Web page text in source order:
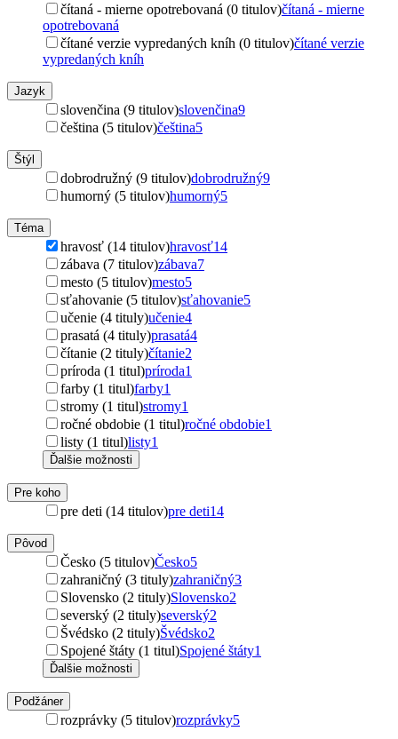
čítaná - mierne opotrebovaná (0 titulov)čítaná - mierne
opotrebovaná
čítané verzie vypredaných kníh (0 titulov)čítané verzie
vypredaných kníh
Jazyk
slovenčina (9 titulov)slovenčina9
čeština (5 titulov)čeština5
Štýl
dobrodružný (9 titulov)dobrodružný9
humorný (5 titulov)humorný5
Téma
hravosť (14 titulov)hravosť14
zábava (7 titulov)zábava7
mesto (5 titulov)mesto5
sťahovanie (5 titulov)sťahovanie5
učenie (4 tituly)učenie4
prasatá (4 tituly)prasatá4
čítanie (2 tituly)čítanie2
príroda (1 titul)príroda1
farby (1 titul)farby1
stromy (1 titul)stromy1
ročné obdobie (1 titul)ročné obdobie1
listy (1 titul)listy1
Ďalšie možnosti
Pre koho
pre deti (14 titulov)pre deti14
Pôvod
Česko (5 titulov)Česko5
zahraničný (3 tituly)zahraničný3
Slovensko (2 tituly)Slovensko2
severský (2 tituly)severský2
Švédsko (2 tituly)Švédsko2
Spojené štáty (1 titul)Spojené štáty1
Ďalšie možnosti
Podžáner
rozprávky (5 titulov)rozprávky5